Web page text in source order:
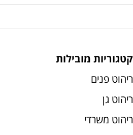
קטגוריות מובילות
ריהוט פנים
ריהוט גן
ריהוט משרדי